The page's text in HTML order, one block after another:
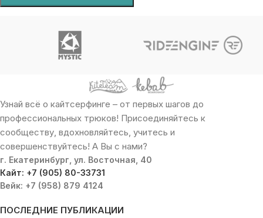
Узнай всё о кайтсерфинге – от первых шагов до
профессиональных трюков! Присоединяйтесь к
сообществу, вдохновляйтесь, учитесь и
совершенствуйтесь! А Вы с нами?
г. Екатеринбург, ул. Восточная, 40
Кайт: +7 (905) 80-33731
Вейк: +7 (958) 879 4124
ПОСЛЕДНИЕ ПУБЛИКАЦИИ